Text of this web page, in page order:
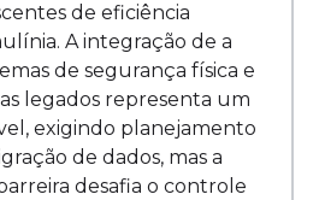
de eficiência
A integração de a
de segurança física e
legados representa um
exigindo planejamento
de dados, mas a
desafia o controle